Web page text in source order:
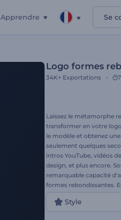
Apprendre Se
Logo formes
34K+ Exportations
Laissez le métamorphe
transformer en votre
le modèle et obtenez
seulement quelques
intros YouTube, vidéos
design, et plus encore.
remarquable capacité
formes rebondissantes.
Style